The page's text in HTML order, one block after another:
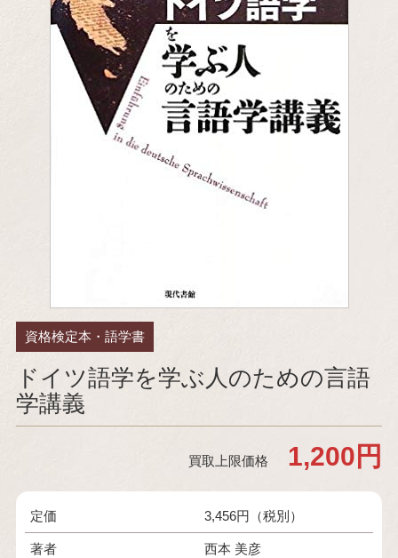
資格検定本・語学書
ドイツ語学を学ぶ人のための言語
学講義
買取上限価格 1,200円
定価 3,456円（税別）
著者 西本 美彦